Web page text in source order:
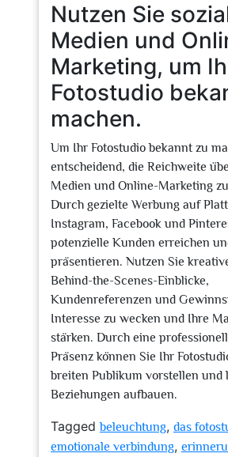
Nutzen Sie
Medien und
Marketing, um
Fotostudio
machen.
Um Ihr Fotostudio bekannt zu
entscheidend, die Reichweite
Medien und Online-Marketing
Durch gezielte Werbung auf
Instagram, Facebook und
potenzielle Kunden erreichen
präsentieren. Nutzen Sie
Behind-the-Scenes-Einblicke,
Kundenreferenzen und
Interesse zu wecken und Ihre
stärken. Durch eine
Präsenz können Sie Ihr
breiten Publikum vorstellen und
Beziehungen aufbauen.
Taggedbeleuchtung, das
emotionale verbindung,